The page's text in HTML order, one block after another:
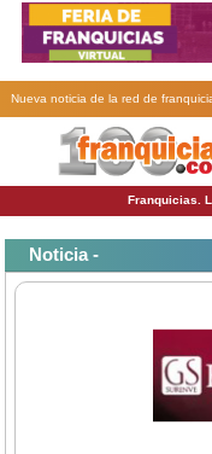
Nueva noticia de la red de
Franquicias.
Noticia -